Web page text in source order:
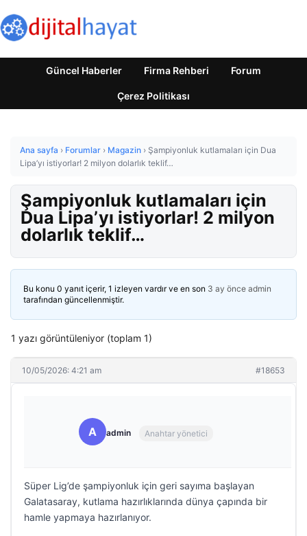
Güncel Haberler Firma Rehberi Forum
Çerez Politikası
Ana sayfa › Forumlar › Magazin › Şampiyonluk kutlamaları için Dua
Lipa’yı istiyorlar! 2 milyon dolarlık teklif…
Şampiyonluk kutlamaları için
Dua Lipa’yı istiyorlar! 2 milyon
dolarlık teklif…
Bu konu 0 yanıt içerir, 1 izleyen vardır ve en son 3 ay önce admin
tarafından güncellenmiştir.
1 yazı görüntüleniyor (toplam 1)
10/05/2026: 4:21 am #18653
A admin Anahtar yönetici
Süper Lig’de şampiyonluk için geri sayıma başlayan
Galatasaray, kutlama hazırlıklarında dünya çapında bir
hamle yapmaya hazırlanıyor.